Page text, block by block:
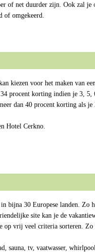
of net duurder zijn. Ook zal je
omgekeerd.
kiezen voor het maken van
34 procent korting indien je 3, 5,
dan 40 procent korting als
Hotel Cerkno.
bijna 30 Europese landen. Zo
site kan je de
op vrij veel criteria sorteren.
sauna, tv, vaatwasser, whirlpool.